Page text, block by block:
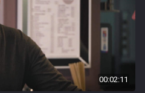
00:02:11